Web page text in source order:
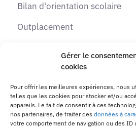
Gérer le
cookies
Pour offrir les meilleures expériences, nous
telles que les cookies pour stocker et/ou
appareils. Le fait de consentir à ces
nos partenaires, de traiter des données à
votre comportement de navigation ou des ID
Bilan d'orientation scolaire
Outplacement
Formations
Contactez-nous
Adresse :10 passage de la